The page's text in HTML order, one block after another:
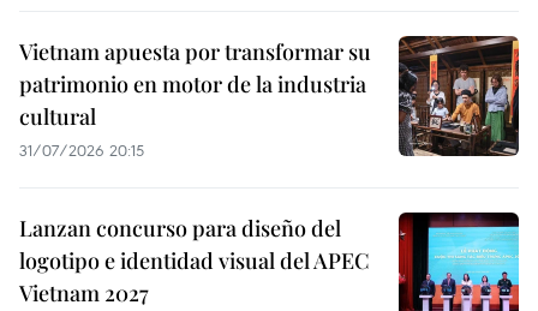
Vietnam apuesta por transformar su
patrimonio en motor de la industria
cultural
31/07/2026 20:15
Lanzan concurso para diseño del
logotipo e identidad visual del APEC
Vietnam 2027